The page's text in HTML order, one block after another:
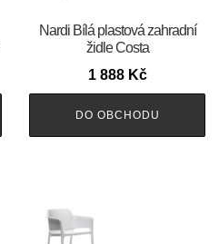
Nardi Bílá plastová zahradní
židle Costa
1 888 Kč
DO OBCHODU